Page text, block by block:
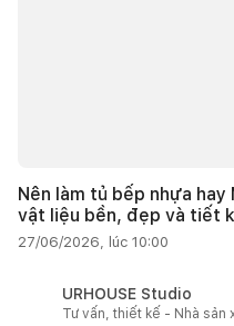
Nên làm tủ bếp nhựa hay
vật liệu bền, đẹp và tiết
27/06/2026, lúc 10:00
URHOUSE Studio
Tư vấn, thiết kế - Nhà sản